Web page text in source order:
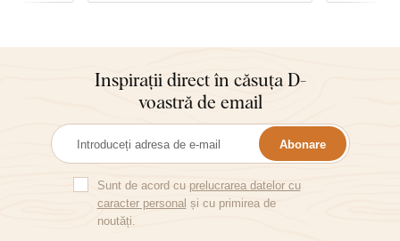
Inspirații direct în căsuța D-
voastră de email
Abonare
Sunt de acord cu prelucrarea datelor cu
caracter personal și cu primirea de
noutăți.